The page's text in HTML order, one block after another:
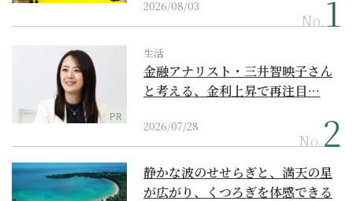
2026/08/03
No.
PR
生活
金融アナリスト・三井智映子さん
と考える、金利上昇で再注目…
2026/07/28
No.
静かな波のせせらぎと、満天の星
が広がり、くつろぎを体感できる